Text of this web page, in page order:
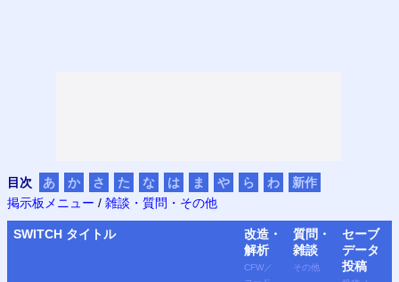
目次 あ か さ た な は ま や ら わ
新作
掲示板メニュー / 雑談・質問・その他
SWITCH タイトル
改造・
解析
CFW ／
質問・
雑談
その他
セーブ
データ
投稿